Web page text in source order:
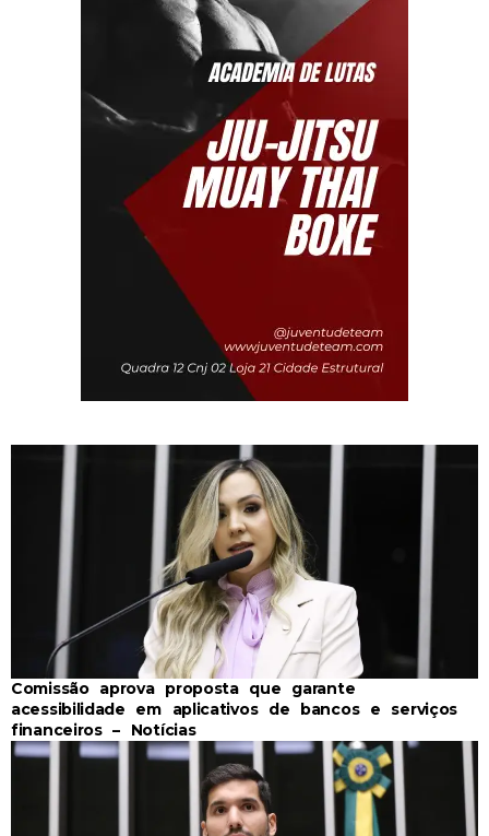
Comissão aprova proposta que garante
acessibilidade em aplicativos de bancos e serviços
financeiros – Notícias